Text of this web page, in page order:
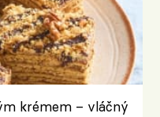
krémem – vláčný